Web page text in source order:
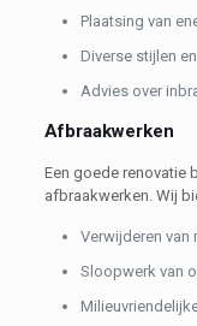
Plaatsing van
Diverse stijlen
Advies over
Afbraakwerken
Een goede renovatie
afbraakwerken. Wij
Verwijderen van
Sloopwerk van